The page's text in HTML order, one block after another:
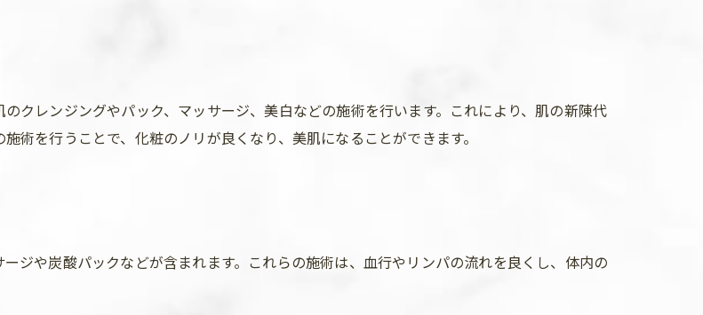
クレンジングやパック、マッサージ、美白などの施術を行います。これにより、肌の新陳代
術を行うことで、化粧のノリが良くなり、美肌になることができます。
ジや炭酸パックなどが含まれます。これらの施術は、血行やリンパの流れを良くし、体内の